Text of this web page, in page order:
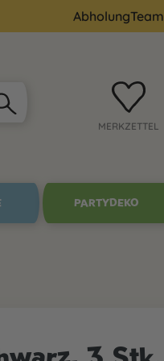
AbholungTeam
MERKZETTEL
PARTYDEKO